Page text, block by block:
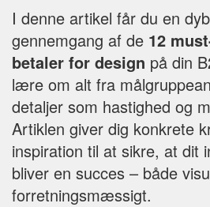
I denne artikel får du en
gennemgang af de 12
betaler for design på din
lære om alt fra
detaljer som hastighed og
Artiklen giver dig konkrete
inspiration til at sikre, at dit
bliver en succes – både
forretningsmæssigt.